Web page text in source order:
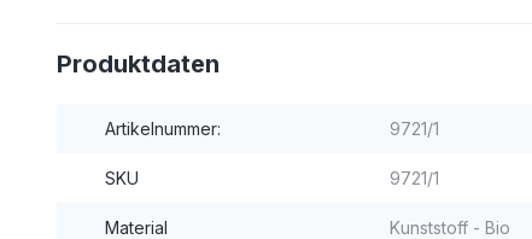
Produktdaten
Artikelnummer: 9721/1
SKU 9721/1
Material Kunststoff - Bio